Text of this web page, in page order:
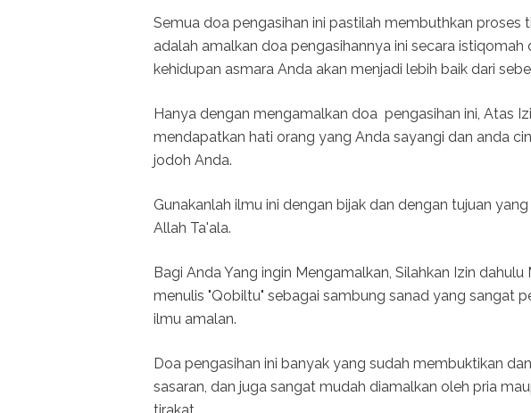
Semua doa pengasihan ini pastilah membuthkan proses
adalah amalkan doa pengasihannya ini secara
kehidupan asmara Anda akan menjadi lebih baik dari
Hanya dengan mengamalkan doa pengasihan ini, Atas
mendapatkan hati orang yang Anda sayangi dan anda
jodoh Anda.
Gunakanlah ilmu ini dengan bijak dan dengan tujuan
Allah Ta'ala.
Bagi Anda Yang ingin Mengamalkan, Silahkan Izin
menulis "Qobiltu" sebagai sambung sanad yang sangat
ilmu amalan.
Doa pengasihan ini banyak yang sudah membuktikan
sasaran, dan juga sangat mudah diamalkan oleh pria